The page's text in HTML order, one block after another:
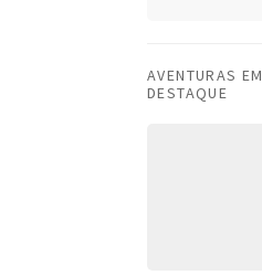
AVENTURAS EM
DESTAQUE